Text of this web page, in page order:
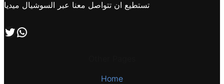
تستطيع ان تتواصل معنا عبر السوشيال ميديا
تابعنا علي صفحة التويتر اتصل بنا علي طريق الوتساب
Home